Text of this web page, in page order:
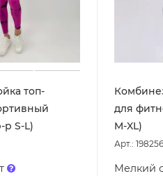
топ-
S-L)
для
M-XL)
Арт.: 198256
Мелкий